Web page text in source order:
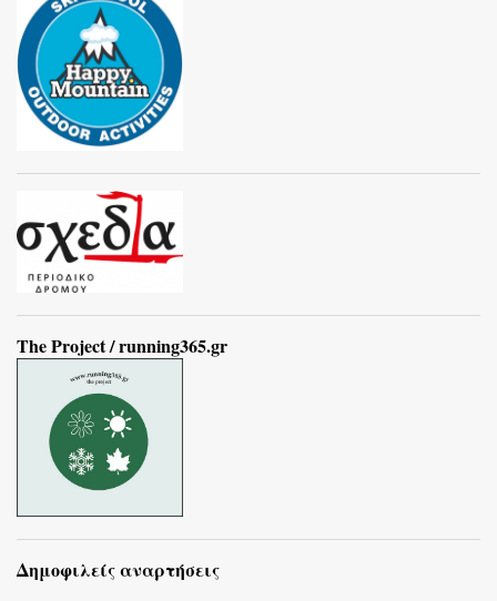
The Project / running365.gr
Δημοφιλείς αναρτήσεις